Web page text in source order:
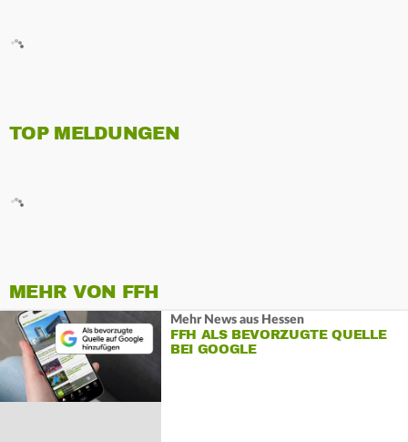
TOP MELDUNGEN
MEHR VON FFH
Mehr News aus Hessen
FFH ALS BEVORZUGTE QUELLE
BEI GOOGLE